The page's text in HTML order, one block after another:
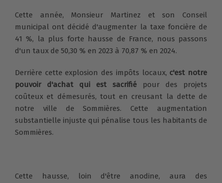
Cette année, Monsieur Martinez et son Conseil
municipal ont décidé d'augmenter la taxe foncière de
41 %, la plus forte hausse de France, nous passons
d'un taux de 50,30 % en 2023 à 70,87 % en 2024.
Derrière cette explosion des impôts locaux, c'est notre
pouvoir d'achat qui est sacrifié pour des projets
coûteux et démesurés, tout en creusant la dette de
notre ville de Sommières. Cette augmentation
substantielle injuste qui pénalise tous les habitants de
Sommières.
Cette hausse, loin d'être anodine, aura des